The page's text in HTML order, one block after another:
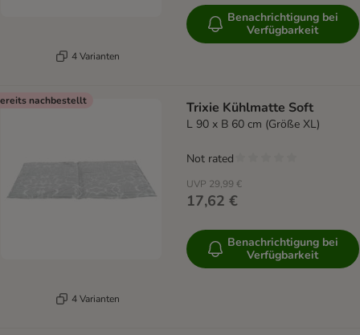
4 Varianten
Benachrichtigung bei
Verfügbarkeit
nachbestellt
4 Varianten
Trixie Kühlmatte Soft
L 90 x B 60 cm (Größe XL)
UVP 29,99 €
17,62 €
Not rated
Benachrichtigung bei
Verfügbarkeit